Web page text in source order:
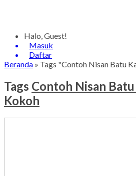
Halo, Guest!
Masuk
Daftar
Beranda » Tags "Contoh Nisan Batu
Tags Contoh Nisan
Kokoh